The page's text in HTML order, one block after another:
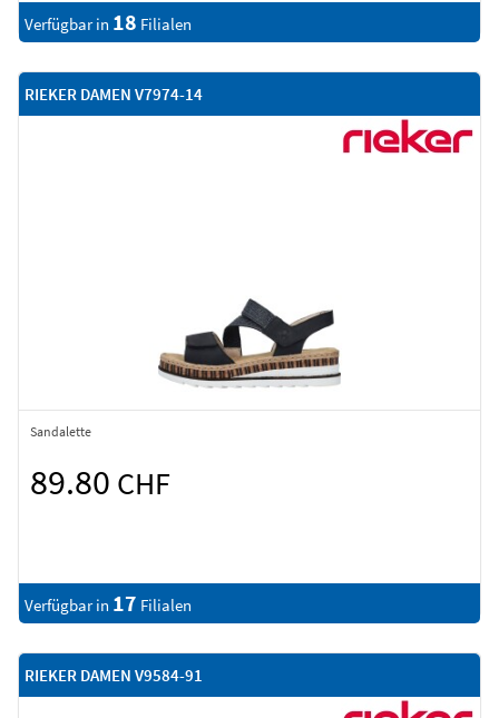
Verfügbar in 18 Filialen
RIEKER DAMEN V7974-14
Sandalette
89.80 CHF
Verfügbar in 17 Filialen
RIEKER DAMEN V9584-91